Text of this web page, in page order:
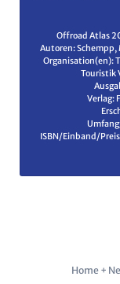
Offroad Atlas
Autoren: Schempp,
Organisation(en):
Touristik
Verlag:
ISBN/Einband/
Navigation
Home +